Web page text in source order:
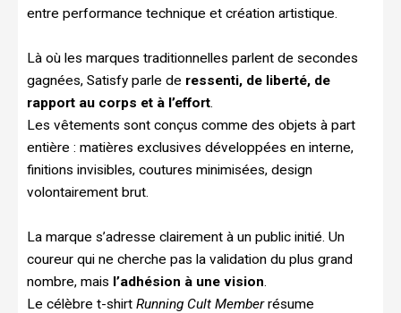
entre performance technique et création artistique.
Là où les marques traditionnelles parlent de secondes
gagnées, Satisfy parle de ressenti, de liberté, de
rapport au corps et à l’effort.
Les vêtements sont conçus comme des objets à part
entière : matières exclusives développées en interne,
finitions invisibles, coutures minimisées, design
volontairement brut.
La marque s’adresse clairement à un public initié. Un
coureur qui ne cherche pas la validation du plus grand
nombre, mais l’adhésion à une vision
Le célèbre t-shirt Running Cult Memberrésume